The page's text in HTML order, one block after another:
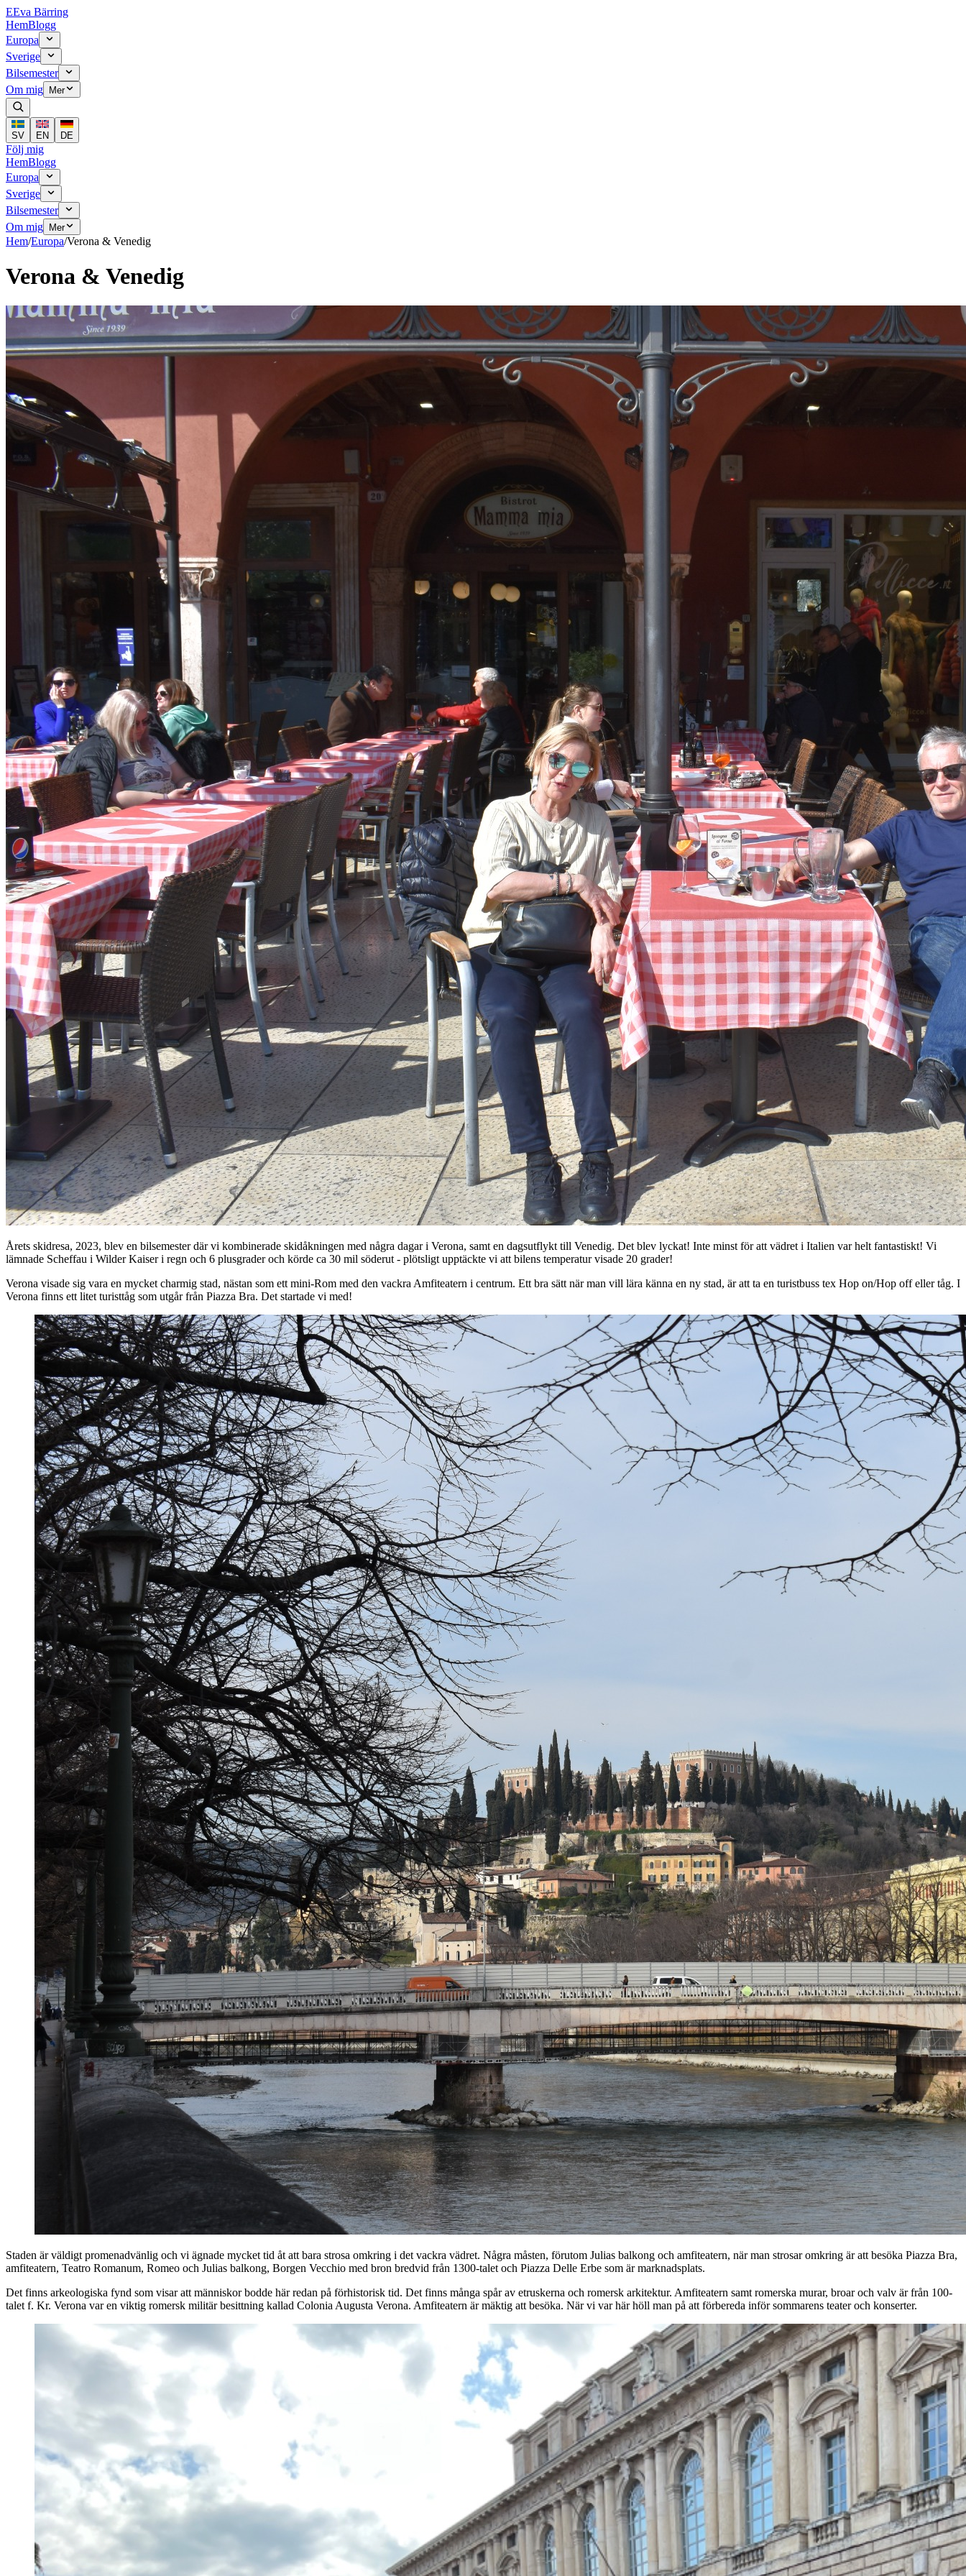
EEva Bärring
HemBlogg
Europa
Sverige
Bilsemester
Om mig
Mer
SV EN DE
Följ mig
HemBlogg
Europa
Sverige
Bilsemester
Om mig
Mer
Hem/Europa/Verona & Venedig
Verona & Venedig
Årets skidresa, 2023, blev en bilsemester där vi kombinerade skidåkningen med några dagar i Verona, samt en dagsutflykt till Venedig. Det blev lyckat! Inte minst för att vädret i Italien var helt fantastiskt! Vi
lämnade Scheffau i Wilder Kaiser i regn och 6 plusgrader och körde ca 30 mil söderut - plötsligt upptäckte vi att bilens temperatur visade 20 grader!
Verona visade sig vara en mycket charmig stad, nästan som ett mini-Rom med den vackra Amfiteatern i centrum. Ett bra sätt när man vill lära känna en ny stad, är att ta en turistbuss tex Hop on/Hop off eller tåg. I
Verona finns ett litet turisttåg som utgår från Piazza Bra. Det startade vi med!
Staden är väldigt promenadvänlig och vi ägnade mycket tid åt att bara strosa omkring i det vackra vädret. Några måsten, förutom Julias balkong och amfiteatern, när man strosar omkring är att besöka Piazza Bra,
amfiteatern, Teatro Romanum, Romeo och Julias balkong, Borgen Vecchio med bron bredvid från 1300-talet och Piazza Delle Erbe som är marknadsplats.
Det finns arkeologiska fynd som visar att människor bodde här redan på förhistorisk tid. Det finns många spår av etruskerna och romersk arkitektur. Amfiteatern samt romerska murar, broar och valv är från 100-
talet f. Kr. Verona var en viktig romersk militär besittning kallad Colonia Augusta Verona. Amfiteatern är mäktig att besöka. När vi var här höll man på att förbereda inför sommarens teater och konserter.